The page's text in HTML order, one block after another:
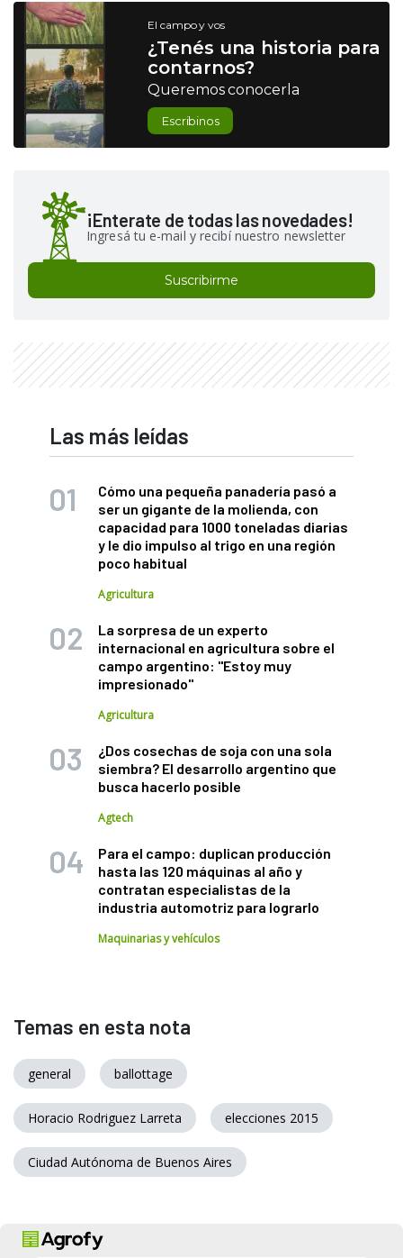
El campo y vos
¿Tenés una historia para
contarnos?
Queremos conocerla
Escribinos
¡Enterate de todas las novedades!
Ingresá tu e-mail y recibí nuestro newsletter
Suscribirme
Las más leídas
Cómo una pequeña panadería pasó a
ser un gigante de la molienda, con
capacidad para 1000 toneladas diarias
y le dio impulso al trigo en una región
poco habitual
Agricultura
La sorpresa de un experto
internacional en agricultura sobre el
campo argentino: "Estoy muy
impresionado"
Agricultura
¿Dos cosechas de soja con una sola
siembra? El desarrollo argentino que
busca hacerlo posible
Agtech
Para el campo: duplican producción
hasta las 120 máquinas al año y
contratan especialistas de la
industria automotriz para lograrlo
Maquinarias y vehículos
Temas en esta nota
general ballottage
Horacio Rodriguez Larreta elecciones 2015
Ciudad Autónoma de Buenos Aires